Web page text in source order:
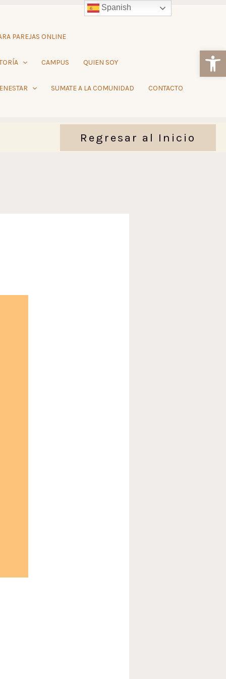
PAREJAS ONLINE
CAMPUS QUIEN SOY
SUMATE A LA COMUNIDAD CONTACTO
Regresar al Inicio
Spanish